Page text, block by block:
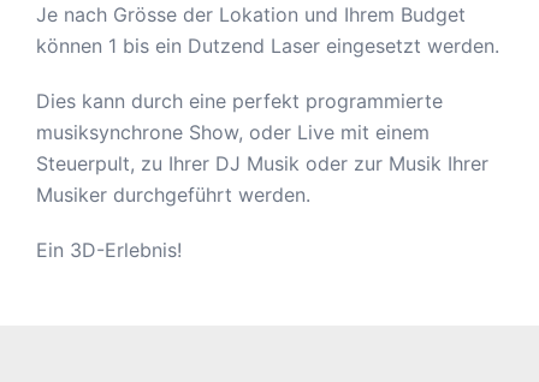
Je nach Grösse der Lokation und Ihrem Budget
können 1 bis ein Dutzend Laser eingesetzt werden.
Dies kann durch eine perfekt programmierte
musiksynchrone Show, oder Live mit einem
Steuerpult, zu Ihrer DJ Musik oder zur Musik Ihrer
Musiker durchgeführt werden.
Ein 3D-Erlebnis!